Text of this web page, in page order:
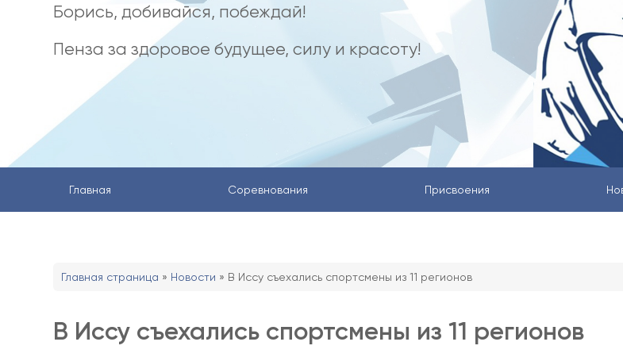
Борись, добивайся, побеждай!
Пенза за здоровое будущее, силу и красоту!
Главная Соревнования Присвоения
Главная страница » Новости » В Иссу съехались спортсмены из 11 регионов
В Иссу съехались спортсмены из 11 регионов